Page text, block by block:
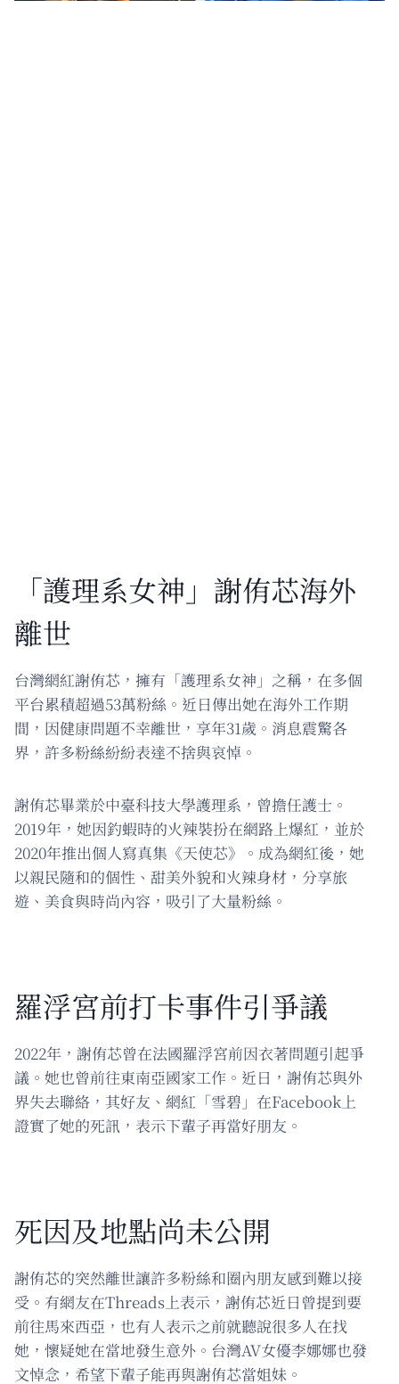
「護理系女神」謝侑芯海外
離世
台灣網紅謝侑芯，擁有「護理系女神」之稱，在多個
平台累積超過53萬粉絲。近日傳出她在海外工作期
間，因健康問題不幸離世，享年31歲。消息震驚各
界，許多粉絲紛紛表達不捨與哀悼。
謝侑芯畢業於中臺科技大學護理系，曾擔任護士。
2019年，她因釣蝦時的火辣裝扮在網路上爆紅，並於
2020年推出個人寫真集《天使芯》。成為網紅後，她
以親民隨和的個性、甜美外貌和火辣身材，分享旅
遊、美食與時尚內容，吸引了大量粉絲。
羅浮宮前打卡事件引爭議
2022年，謝侑芯曾在法國羅浮宮前因衣著問題引起爭
議。她也曾前往東南亞國家工作。近日，謝侑芯與外
界失去聯絡，其好友、網紅「雪碧」在Facebook上
證實了她的死訊，表示下輩子再當好朋友。
死因及地點尚未公開
謝侑芯的突然離世讓許多粉絲和圈內朋友感到難以接
受。有網友在Threads上表示，謝侑芯近日曾提到要
前往馬來西亞，也有人表示之前就聽說很多人在找
她，懷疑她在當地發生意外。台灣AV女優李娜娜也發
文悼念，希望下輩子能再與謝侑芯當姐妹。